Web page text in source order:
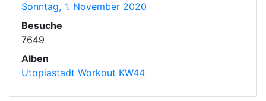
Sonntag, 1. November 2020
Besuche
7649
Alben
Utopiastadt Workout KW44